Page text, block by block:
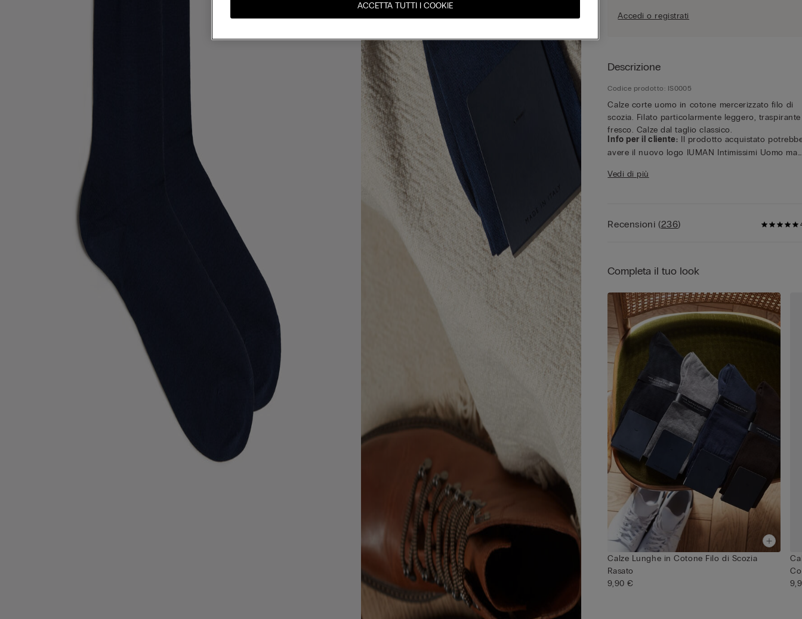
Accedi o registrati
Descrizione
Codice prodotto: IS0005
Calze corte uomo in cotone mercerizzato filo di
scozia. Filato particolarmente leggero,
fresco. Calze dal taglio classico.
Info per il cliente: Il prodotto acquistato
avere il nuovo logo IUMAN Intimissimi Uomo ma
e rifiniture di quello presentato in questa pagina.
Vedi di più
Recensioni (236)
Completa il tuo look
Calze Lunghe in Cotone Filo di Scozia
Rasato
9,90 €
ACCETTA TUTTI I COOKIE